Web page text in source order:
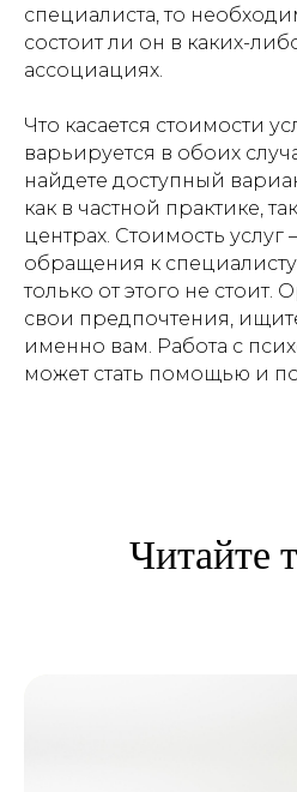
специалиста, то
состоит ли он в каких-
ассоциациях.
Что касается стоимости
варьируется в обоих
найдете доступный
как в частной практике,
центрах. Стоимость
обращения к
только от этого не стоит.
свои предпочтения,
именно вам. Работа с
может стать помощью и
способом или заполните
обратной связи